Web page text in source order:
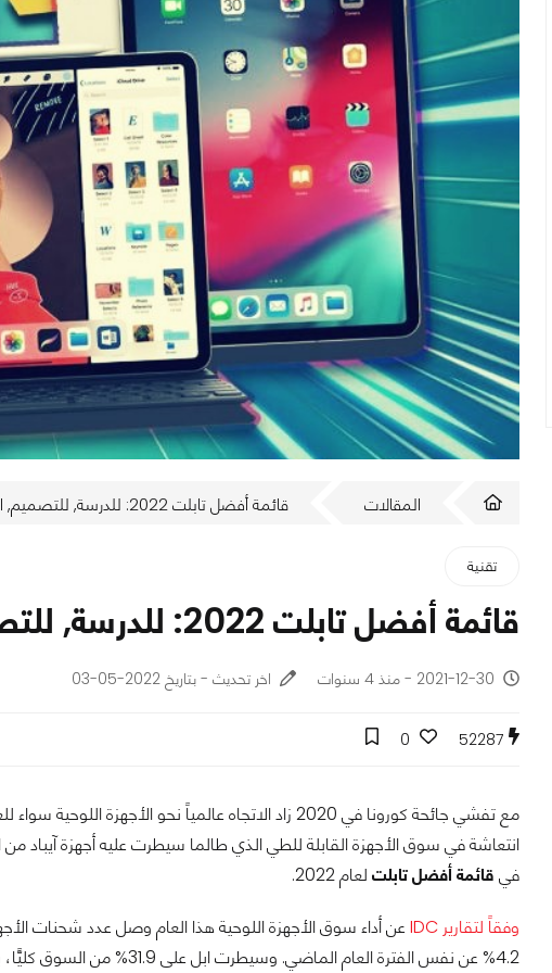
المقالات قائمة أفضل تابلت 2022: للدرسة, للتصميم, الأرخص والأقوى
تقنية
قائمة أفضل تابلت 2022: للدرسة, للتصميم, الأرخص والأقوى
2021-12-30 - منذ 4 سنوات اخر تحديث - بتاريخ 2022-05-03
52287
0
انتعاشة في سوق الأجهزة القابلة للطي الذي طالما سيطرت عليه أجهزة آيباد
في قائمة أفضل تابلت لعام 2022.
وفقاً لتقارير IDC